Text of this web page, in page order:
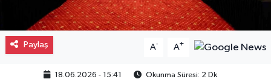
Paylaş A- A+
18.06.2026 - 15:41 Okunma Süresi: 2 Dk